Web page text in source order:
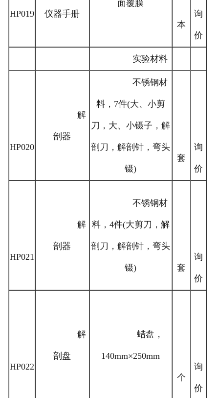
HP019 仪器手册
面覆膜
本
询
价
实验材料
HP020
解
剖器
不锈钢材
料，7件(大、小剪
刀，大、小镊子，解
剖刀，解剖针，弯头
镊)
套
询
价
HP021
解
剖器
不锈钢材
料，4件(大剪刀，解
剖刀，解剖针，弯头
镊) 套
询
价
HP022
解
剖盘
蜡盘，
140mm×250mm
个
询
价